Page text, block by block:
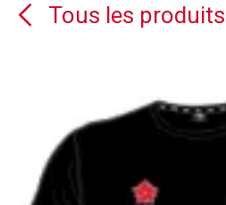
Tous les produits